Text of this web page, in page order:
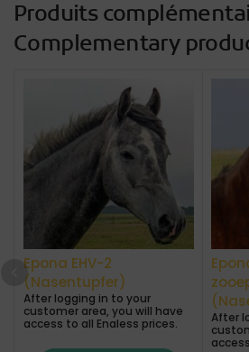
Produits
Complementary
Epona EHV-2
(Nasentupfer)
After logging in to your
customer area, you will have
access to all Enaless prices.
After